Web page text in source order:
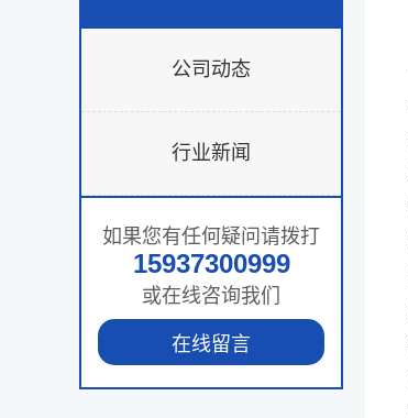
公司动态
行业新闻
如果您有任何疑问请拨打
15937300999
或在线咨询我们
在线留言